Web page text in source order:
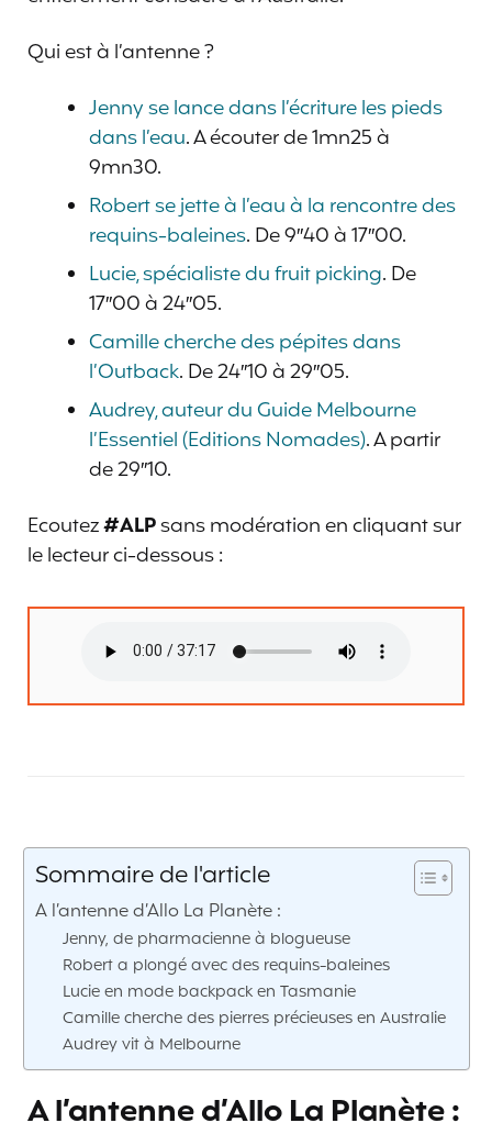
Qui est à l’antenne ?
Jenny se lance dans l’écriture les pieds
dans l’eau. A écouter de 1mn25 à
9mn30.
Robert se jette à l’eau à la rencontre des
requins-baleines. De 9″40 à 17″00.
Lucie, spécialiste du fruit picking. De
17″00 à 24″05.
Camille cherche des pépites dans
l’Outback. De 24″10 à 29″05.
Audrey, auteur du Guide Melbourne
l’Essentiel (Editions Nomades). A partir
de 29″10.
Ecoutez#ALPsans modération en cliquant sur
le lecteur ci-dessous :
Sommaire de l'article
A l’antenne d’Allo La Planète :
Jenny, de pharmacienne à blogueuse
Robert a plongé avec des requins-baleines
Lucie en mode backpack en Tasmanie
Camille cherche des pierres précieuses en Australie
Audrey vit à Melbourne
A l’antenne d’Allo La Planète :